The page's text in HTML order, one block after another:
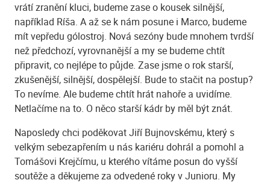
vrátí zranění kluci, budeme zase o kousek silnější,
například Ríša. A až se k nám posune i Marco, budeme
mít vepředu gólostroj. Nová sezóny bude mnohem tvrdší
než předchozí, vyrovnanější a my se budeme chtít
připravit, co nejlépe to půjde. Zase jsme o rok starší,
zkušenější, silnější, dospělejší. Bude to stačit na postup?
To nevíme. Ale budeme chtít hrát nahoře a uvidíme.
Netlačíme na to. O něco starší kádr by měl být znát.
Naposledy chci poděkovat Jiří Bujnovskému, který s
velkým sebezapřením u nás kariéru dohrál a pomohl a
Tomášovi Krejčímu, u kterého vítáme posun do vyšší
soutěže a děkujeme za odvedené roky v Junioru. My